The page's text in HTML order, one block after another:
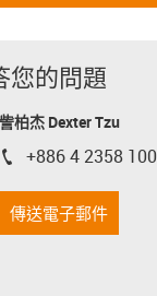
您的問題
訾柏杰 Dexter Tzu
igus-icon-phone
+886 4 2358
傳送電子郵件